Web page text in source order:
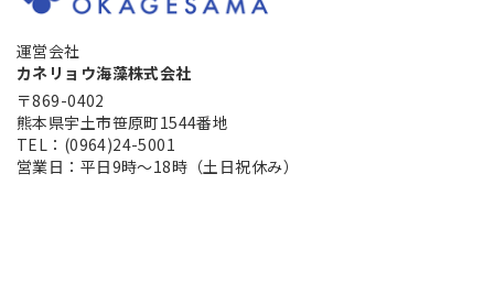
運営会社
カネリョウ海藻株式会社
〒869-0402
熊本県宇土市笹原町1544番地
TEL：(0964)24-5001
営業日：平日9時～18時（土日祝休み）